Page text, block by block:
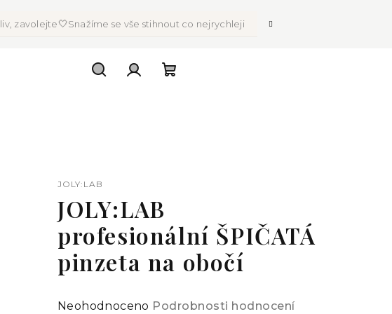
zavolejte🤍Snažíme se vše stihnout co nejrychleji
JOLY:LAB
JOLY:LAB
profesionální ŠPIČATÁ
pinzeta na obočí
Průměrné
Neohodnoceno Podrobnosti hodnocení